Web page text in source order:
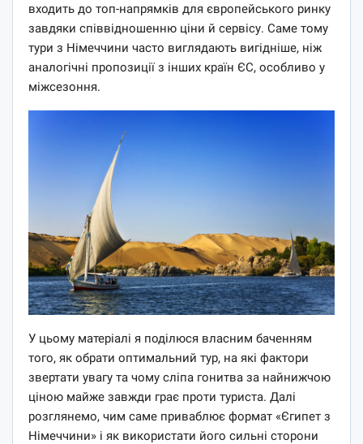
входить до топ-напрямків для європейського ринку
завдяки співвідношенню ціни й сервісу. Саме тому
тури з Німеччини часто виглядають вигідніше, ніж
аналогічні пропозиції з інших країн ЄС, особливо у
міжсезоння.
У цьому матеріалі я поділюся власним баченням
того, як обрати оптимальний тур, на які фактори
звертати увагу та чому сліпа гонитва за найнижчою
ціною майже завжди грає проти туриста. Далі
розглянемо, чим саме приваблює формат «Єгипет з
Німеччини» і як використати його сильні сторони